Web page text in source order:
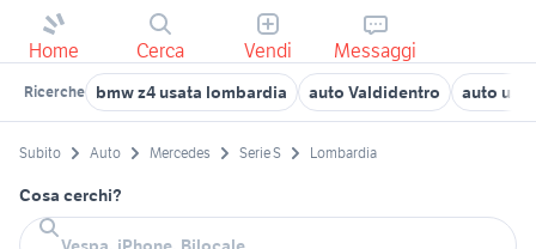
Home Cerca Vendi Messaggi
Ricerche bmw z4 usata lombardia auto Valdidentro auto
Subito Auto Mercedes Serie S Lombardia
Cosa cerchi?